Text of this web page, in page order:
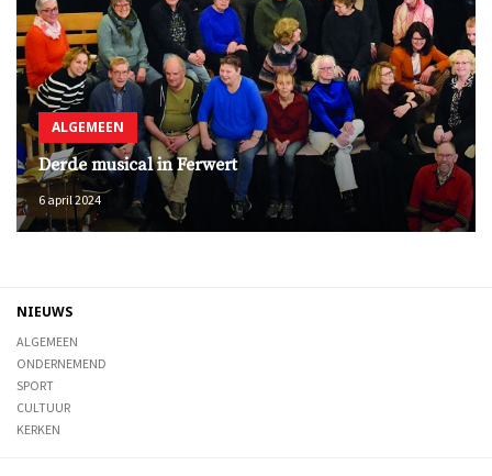
ALGEMEEN
Derde musical in Ferwert
6 april 2024
NIEUWS
ALGEMEEN
ONDERNEMEND
SPORT
CULTUUR
KERKEN